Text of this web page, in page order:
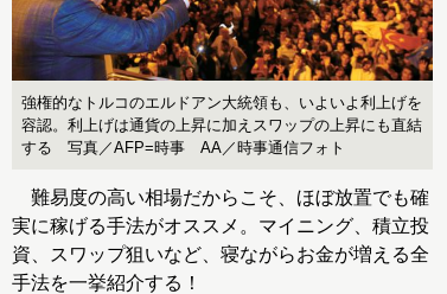
強権的なトルコのエルドアン大統領も、いよいよ利上げを
容認。利上げは通貨の上昇に加えスワップの上昇にも直結
する 写真／AFP=時事 AA／時事通信フォト
難易度の高い相場だからこそ、ほぼ放置でも確
実に稼げる手法がオススメ。マイニング、積立投
資、スワップ狙いなど、寝ながらお金が増える全
手法を一挙紹介する！